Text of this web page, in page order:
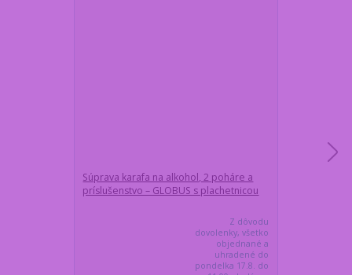
Súprava karafa na alkohol, 2 poháre a
príslušenstvo – GLOBUS s plachetnicou
Z dôvodu
dovolenky, všetko
objednané a
uhradené do
pondelka 17.8. do